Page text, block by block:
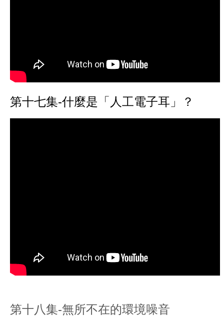
第十七集-什麼是「人工電子耳」？
第十八集-無所不在的環境噪音